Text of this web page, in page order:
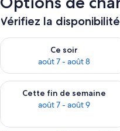
Vérifiez la
Ce soir
août 7 - août 8
Vérifier la disponibilité pour
Cette fin de semaine
août 7 - août 9
Vérifier la disponibilité